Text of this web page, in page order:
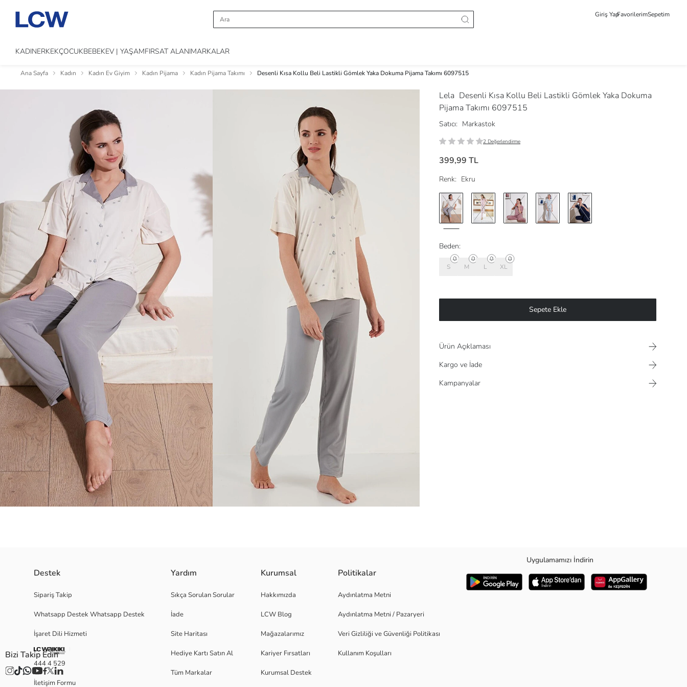
Giriş YapFavorilerimSepetim
KADINERKEKÇOCUKBEBEKEV | YAŞAMFIRSAT ALANIMARKALAR
Ana Sayfa Kadın Kadın Ev Giyim Kadın Pijama Kadın Pijama Takımı Desenli Kısa Kollu Beli Lastikli Gömlek Yaka Dokuma Pijama Takımı 6097515
Lela Desenli Kısa Kollu Beli Lastikli Gömlek Yaka Dokuma
Pijama Takımı 6097515
Satıcı: Markastok
2 Değerlendirme
399,99 TL
Renk: Ekru
Beden:
S M L XL
Sepete Ekle
Ürün Açıklaması
Kargo ve İade
Kampanyalar
Marka : Lela Model : Pijama Takımı Giyim Tarzı : Ev Giyim/Gecelik Materyal : % 95 Polyester % 5 Elastan Yaka Bilgisi :Gömlek Yaka Kol Bilgisi : Kısa KolDetay :-Beli lastikli-Desenli-Standart Kalıp Manken Ölçüsü : Kilo :
52 kg / Boy : 1.76 cm / Göğüs : 83 cm / Bel : 62 cm / Basen : 91 cm / Beden : SYERLİ ÜRETİM
Cinsiyet:
Desen:
Malzeme:
Destek
Sipariş Takip
Whatsapp Destek Whatsapp Destek
İşaret Dili Hizmeti
444 4 529
İletişim Formu
Yardım
Sıkça Sorulan Sorular
İade
Site Haritası
Hediye Kartı Satın Al
Tüm Markalar
Kurumsal
Hakkımızda
LCW Blog
Mağazalarımız
Kariyer Fırsatları
Kurumsal Destek
Politikalar
Aydınlatma Metni
Aydınlatma Metni / Pazaryeri
Veri Gizliliği ve Güvenliği Politikası
Kullanım Koşulları
Uygulamamızı İndirin
Bizi Takip Edin